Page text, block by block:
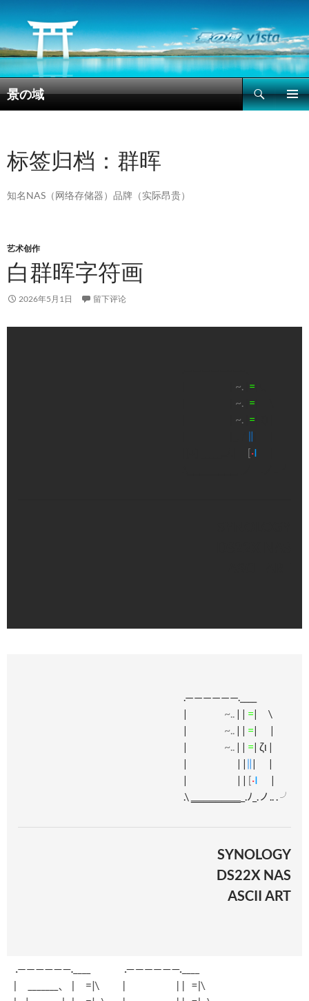
景の域
搜
索
文
标签归档：群晖
知名NAS（网络存储器）品牌（实际昂贵）
艺术创作
白群晖字符画
2026年5月1日 留下评论
~. =
~. =
~. =
∥
[·I
.——————.____
| ~.. | | =| \
| ~.. | | =| |
| ~.. | | =| ζι |
| | | ∥| |
| | | [·I |
.\ ‗‗‗‗‗‗‗‗_.ﾉ_.ノ.. . ╯
SYNOLOGY
DS22X NAS
ASCII ART